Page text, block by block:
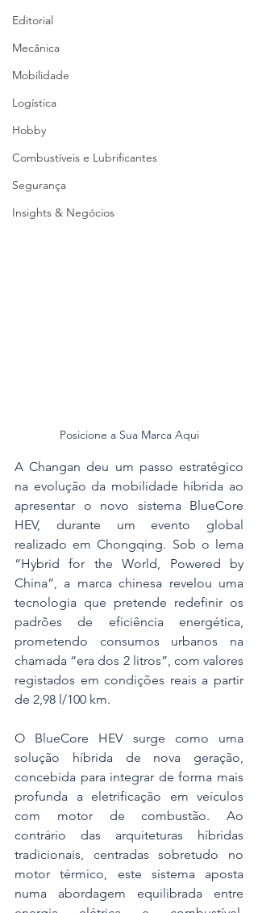
Editorial
Mecânica
Mobilidade
Logística
Hobby
Combustíveis e Lubrificantes
Segurança
Insights & Negócios
Posicione a Sua Marca Aqui
A Changan deu um passo estratégico
na evolução da mobilidade híbrida ao
apresentar o novo sistema BlueCore
HEV, durante um evento global
realizado em Chongqing. Sob o lema
“Hybrid for the World, Powered by
China”, a marca chinesa revelou uma
tecnologia que pretende redefinir os
padrões de eficiência energética,
prometendo consumos urbanos na
chamada “era dos 2 litros”, com valores
registados em condições reais a partir
de 2,98 l/100 km.
O BlueCore HEV surge como uma
solução híbrida de nova geração,
concebida para integrar de forma mais
profunda a eletrificação em veículos
com motor de combustão. Ao
contrário das arquiteturas híbridas
tradicionais, centradas sobretudo no
motor térmico, este sistema aposta
numa abordagem equilibrada entre